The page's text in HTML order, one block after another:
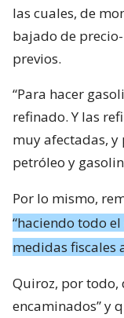
las cuales, de
bajado de
previos.
“Para hacer
refinado. Y las
muy afectadas,
petróleo y
Por lo mismo,
“haciendo todo
medidas fiscales
Quiroz, por todo,
encaminados” y